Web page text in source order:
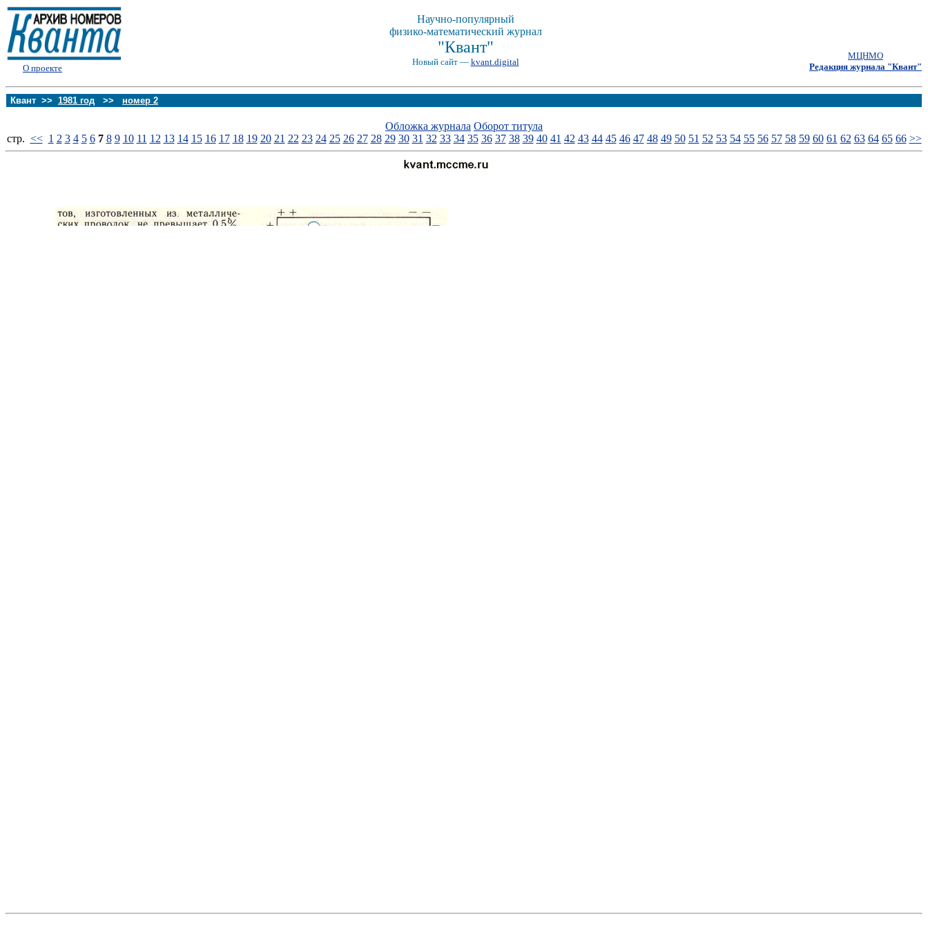
О проекте
Научно-популярный
физико-математический журнал
"Квант"
Новый сайт — kvant.digital
МЦНМО
Редакция журнала "Квант"
Квант >> 1981 год >> номер 2
Обложка журнала Оборот титула
стp. << 1 2 3 4 5 6 7 8 9 10 11 12 13 14 15 16 17 18 19 20 21 22 23 24 25 26 27 28 29 30 31 32 33 34 35 36 37 38 39 40 41 42 43 44 45 46 47 48 49 50 51 52 53 54 55 56 57 58 59 60 61 62 63 64 65 66 >>